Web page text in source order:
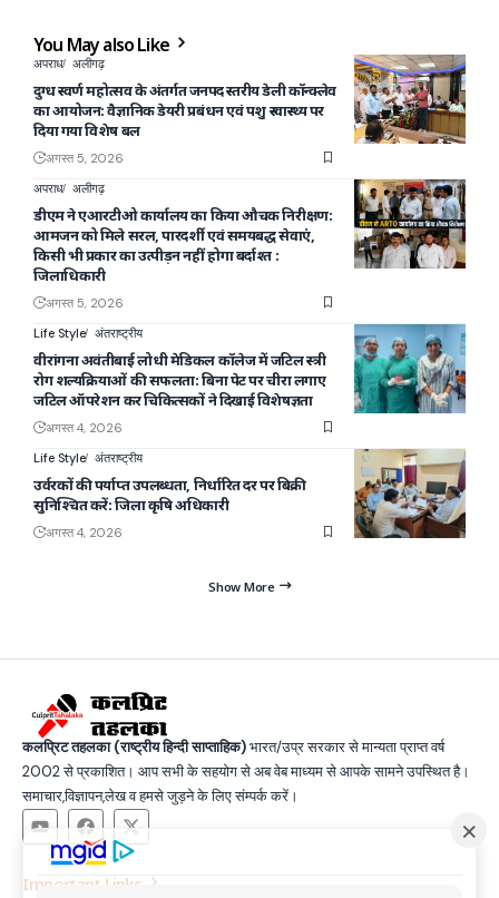
You May also Like
अपराध अलीगढ़
दुग्ध स्वर्ण महोत्सव के अंतर्गत जनपद स्तरीय डेली कॉन्क्लेव
का आयोजन: वैज्ञानिक डेयरी प्रबंधन एवं पशु स्वास्थ्य पर
दिया गया विशेष बल
अगस्त 5, 2026
अपराध अलीगढ़
डीएम ने एआरटीओ कार्यालय का किया औचक निरीक्षण:
आमजन को मिले सरल, पारदर्शी एवं समयबद्ध सेवाएं,
किसी भी प्रकार का उत्पीड़न नहीं होगा बर्दाश्त :
जिलाधिकारी
अगस्त 5, 2026
Life Style अंतराष्ट्रीय
वीरांगना अवंतीबाई लोधी मेडिकल कॉलेज में जटिल स्त्री
रोग शल्यक्रियाओं की सफलता: बिना पेट पर चीरा लगाए
जटिल ऑपरेशन कर चिकित्सकों ने दिखाई विशेषज्ञता
अगस्त 4, 2026
Life Style अंतराष्ट्रीय
उर्वरकों की पर्याप्त उपलब्धता, निर्धारित दर पर बिक्री
सुनिश्चित करें: जिला कृषि अधिकारी
अगस्त 4, 2026
Show More
कलप्रिट तहलका (राष्ट्रीय हिन्दी साप्ताहिक)भारत/उप्र सरकार से मान्यता प्राप्त वर्ष
2002 से प्रकाशित। आप सभी के सहयोग से अब वेब माध्यम से आपके सामने उपस्थित है।
समाचार,विज्ञापन,लेख व हमसे जुड़ने के लिए संम्पर्क करें।
Important Links